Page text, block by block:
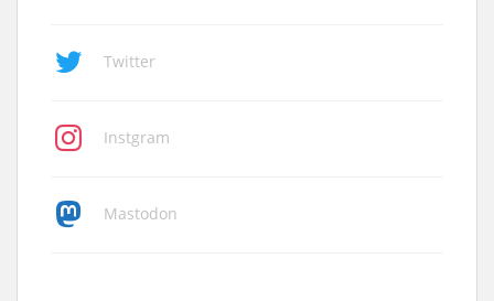
Twitter
Instgram
Mastodon